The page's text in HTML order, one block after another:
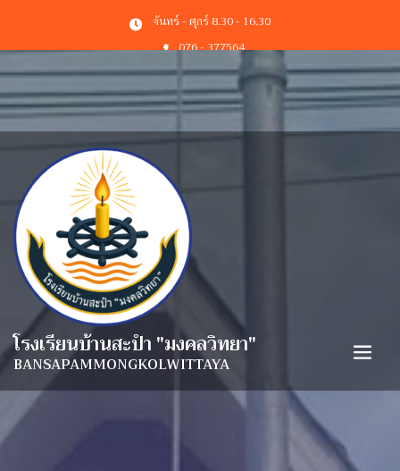
จันทร์ - ศุกร์ 8.30 - 16.30
076 - 377564
photo@bansapam.ac.th
โรงเรียนบ้านสะปำ "มงคลวิทยา"
BANSAPAMMONGKOLWITTAYA